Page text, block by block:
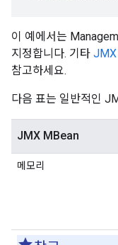
이 예에서는
지정합니다. 기타 JMX
참고하세요.
다음 표는 일반적인
JMX MBean
메모리